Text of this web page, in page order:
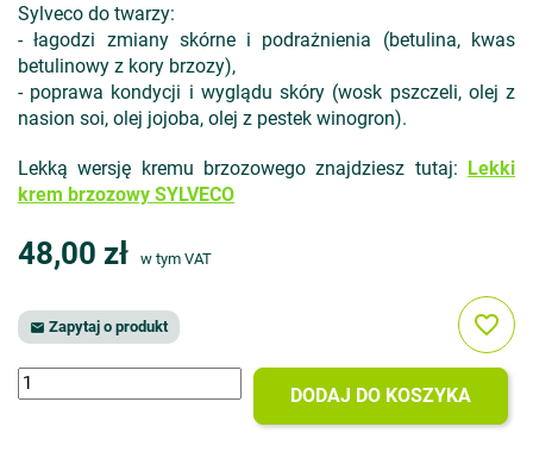
Sylveco do twarzy:
- łagodzi zmiany skórne i podrażnienia (betulina, kwas
betulinowy z kory brzozy),
- poprawa kondycji i wyglądu skóry (wosk pszczeli, olej z
nasion soi, olej jojoba, olej z pestek winogron).
Lekką wersję kremu brzozowego znajdziesz tutaj: Lekki
krem brzozowy SYLVECO
48,00 zł w tym VAT
 Zapytaj o produkt
DODAJ DO KOSZYKA
favorite_border